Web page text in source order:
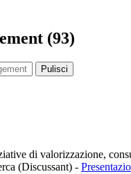
(93)
Pulisci
di valorizzazione,
(Discussant) -